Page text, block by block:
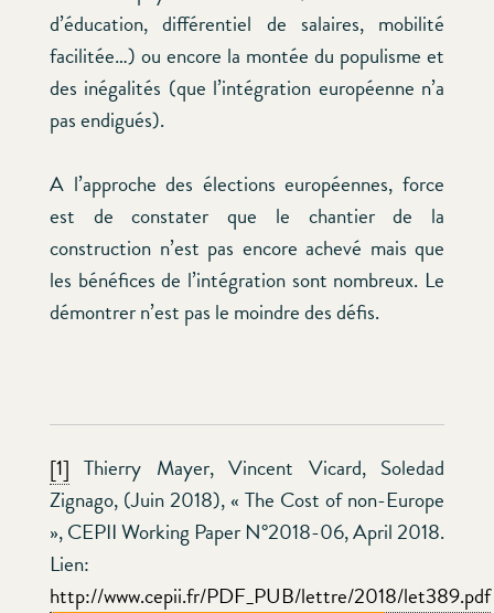
d’éducation, différentiel de salaires, mobilité
facilitée…) ou encore la montée du populisme et
des inégalités (que l’intégration européenne n’a
pas endigués).
A l’approche des élections européennes, force
est de constater que le chantier de la
construction n’est pas encore achevé mais que
les bénéfices de l’intégration sont nombreux. Le
démontrer n’est pas le moindre des défis.
[1] Thierry Mayer, Vincent Vicard, Soledad
Zignago, (Juin 2018), « The Cost of non-Europe
», CEPII Working Paper N°2018-06, April 2018.
Lien:
http://www.cepii.fr/PDF_PUB/lettre/2018/let389.pdf